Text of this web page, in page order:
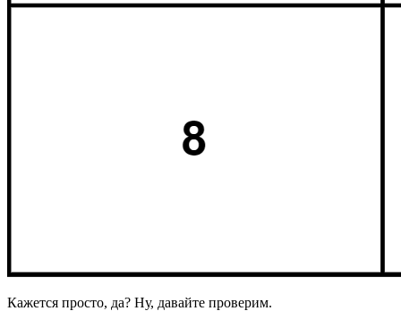
Кажется просто, да? Ну, давайте проверим.